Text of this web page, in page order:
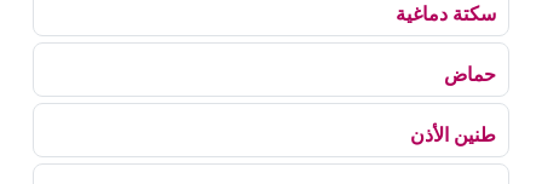
سكتة دماغية
حماض
طنين الأذن